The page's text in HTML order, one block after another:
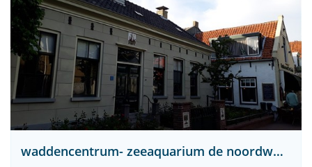
waddencentrum- zeeaquarium de noordwester